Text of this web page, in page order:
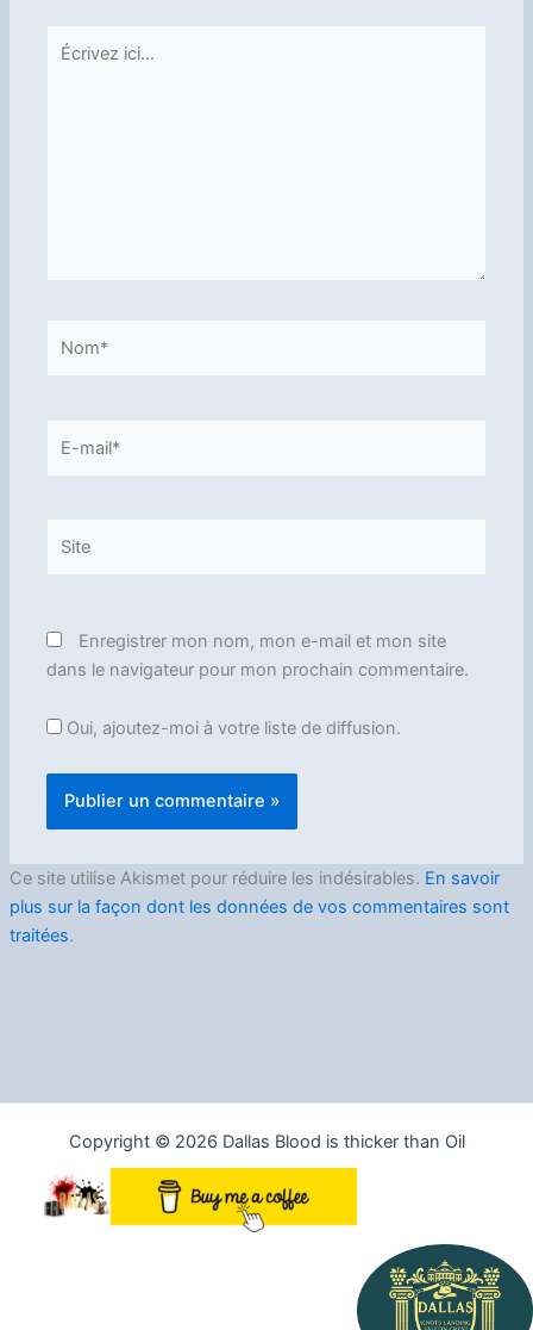
ici…
mail*
Enregistrer mon nom, mon e-mail et mon site
dans le navigateur pour mon prochain commentaire.
Oui, ajoutez-moi à votre liste de diffusion.
Ce site utilise Akismet pour réduire les indésirables. En savoir
plus sur la façon dont les données de vos commentaires sont
traitées.
Copyright © 2026 Dallas Blood is thicker than Oil